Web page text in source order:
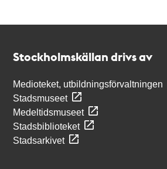
Stockholmskällan drivs av
Medioteket, utbildningsförvaltningen
Stadsmuseet
Medeltidsmuseet
Stadsbiblioteket
Stadsarkivet